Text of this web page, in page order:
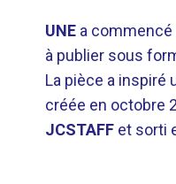
UNE a commencé
à publier sous
La pièce a inspiré
créée en octobre
JCSTAFF et sorti